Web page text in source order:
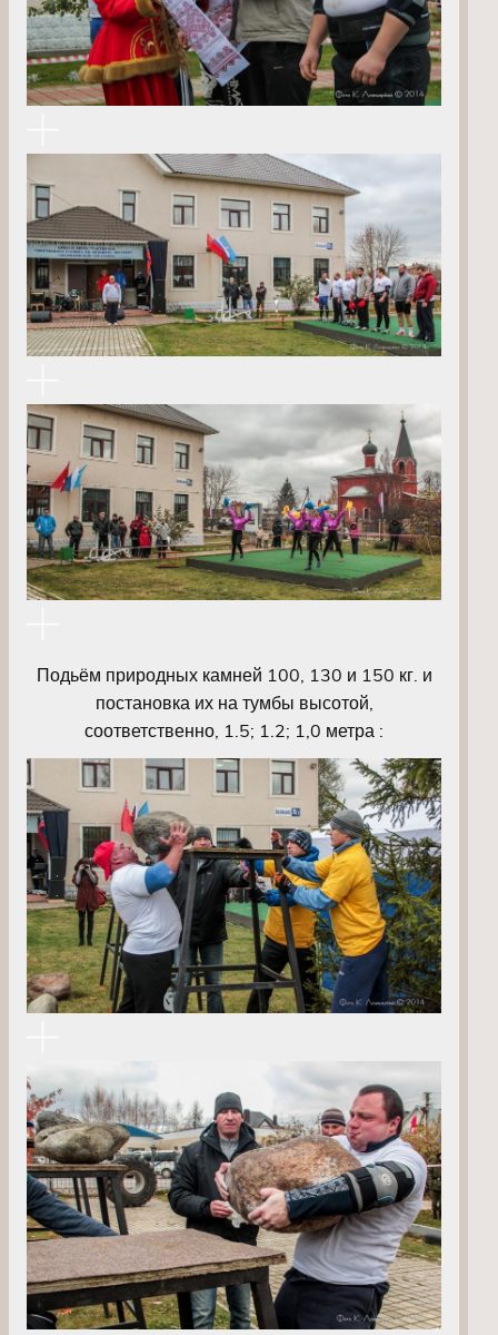
Подьём природных камней 100, 130 и 150 кг. и
постановка их на тумбы высотой,
соответственно, 1.5; 1.2; 1,0 метра :